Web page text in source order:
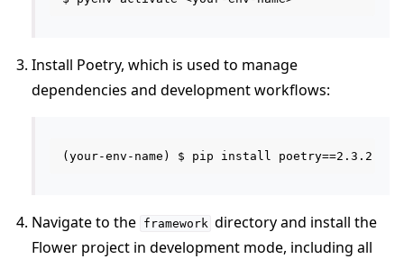
Install Poetry, which is used to manage
dependencies and development workflows:
Navigate to the framework directory and install the
Flower project in development mode, including all